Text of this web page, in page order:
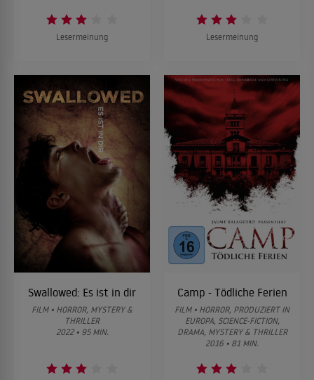
Lesermeinung Lesermeinung
Swallowed: Es ist in dir
FILM • HORROR, MYSTERY &
THRILLER
2022 • 95 MIN.
Camp - Tödliche Ferien
FILM • HORROR, PRODUZIERT IN
EUROPA, SCIENCE-FICTION,
DRAMA, MYSTERY & THRILLER
2016 • 81 MIN.